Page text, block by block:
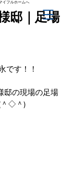
イフルホームへ
邸｜足場
です！！
邸の現場の足場
＾◇＾)